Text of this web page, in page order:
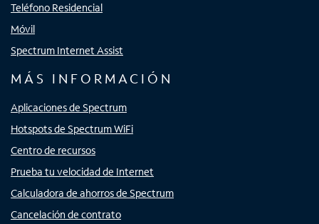
Teléfono Residencial
Móvil
Spectrum Internet Assist
MÁS INFORMACIÓN
Aplicaciones de Spectrum
Hotspots de Spectrum WiFi
Centro de recursos
Prueba tu velocidad de Internet
Calculadora de ahorros de Spectrum
Cancelación de contrato